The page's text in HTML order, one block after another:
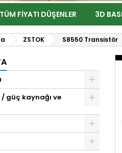
TÜM FIYATI DÜŞENLER 3D
ZSTOK S8550 Transistör
güç kaynağı ve